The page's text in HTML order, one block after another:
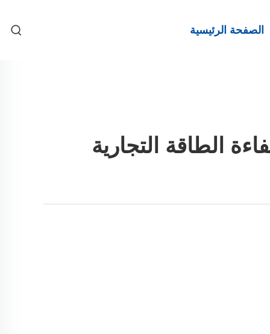
الصفحة الرئيسية
الطاقة التجارية